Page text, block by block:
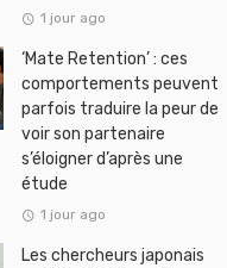
1 jour ago
‘Mate Retention’ : ces
comportements peuvent
parfois traduire la peur de
voir son partenaire
s’éloigner d’après une
étude
1 jour ago
Les chercheurs japonais